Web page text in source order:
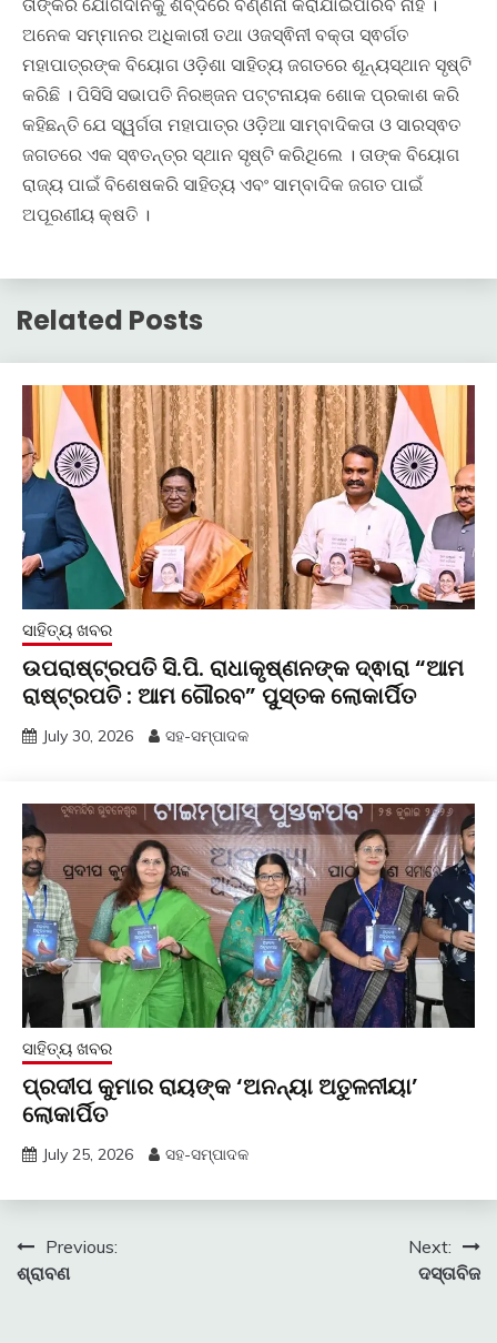
ତାଙ୍କର ଯୋଗଦାନକୁ ଶବ୍ଦରେ ବର୍ଣ୍ଣନା କରାଯାଇପାରିବ ନାହିଁ ।
ଅନେକ ସମ୍ମାନର ଅଧିକାରୀ ତଥା ଓଜସ୍ଵିନୀ ବକ୍ତା ସ୍ଵର୍ଗତ
ମହାପାତ୍ରଙ୍କ ବିୟୋଗ ଓଡ଼ିଶା ସାହିତ୍ୟ ଜଗତରେ ଶୂନ୍ୟସ୍ଥାନ ସୃଷ୍ଟି
କରିଛି । ପିସିସି ସଭାପତି ନିରଞ୍ଜନ ପଟ୍ଟନାୟକ ଶୋକ ପ୍ରକାଶ କରି
କହିଛନ୍ତି ଯେ ସ୍ୱର୍ଗତା ମହାପାତ୍ର ଓଡ଼ିଆ ସାମ୍ବାଦିକତା ଓ ସାରସ୍ଵତ
ଜଗତରେ ଏକ ସ୍ଵତନ୍ତ୍ର ସ୍ଥାନ ସୃଷ୍ଟି କରିଥିଲେ । ତାଙ୍କ ବିୟୋଗ
ରାଜ୍ୟ ପାଇଁ ବିଶେଷକରି ସାହିତ୍ୟ ଏବଂ ସାମ୍ବାଦିକ ଜଗତ ପାଇଁ
ଅପୂରଣୀୟ କ୍ଷତି ।
Related Posts
ସାହିତ୍ୟ ଖବର
ଉପରାଷ୍ଟ୍ରପତି ସି.ପି. ରାଧାକୃଷ୍ଣନଙ୍କ ଦ୍ଵାରା “ଆମ
ରାଷ୍ଟ୍ରପତି : ଆମ ଗୌରବ” ପୁସ୍ତକ ଲୋକାର୍ପିତ
July 30, 2026 ସହ-ସମ୍ପାଦକ
ସାହିତ୍ୟ ଖବର
ପ୍ରଦୀପ କୁମାର ରାୟଙ୍କ ‘ଅନନ୍ୟା ଅତୁଳନୀୟା’
ଲୋକାର୍ପିତ
July 25, 2026 ସହ-ସମ୍ପାଦକ
Post
navigation
Previous:
ଶ୍ରାବଣ
Next:
ଦସ୍ତାବିଜ